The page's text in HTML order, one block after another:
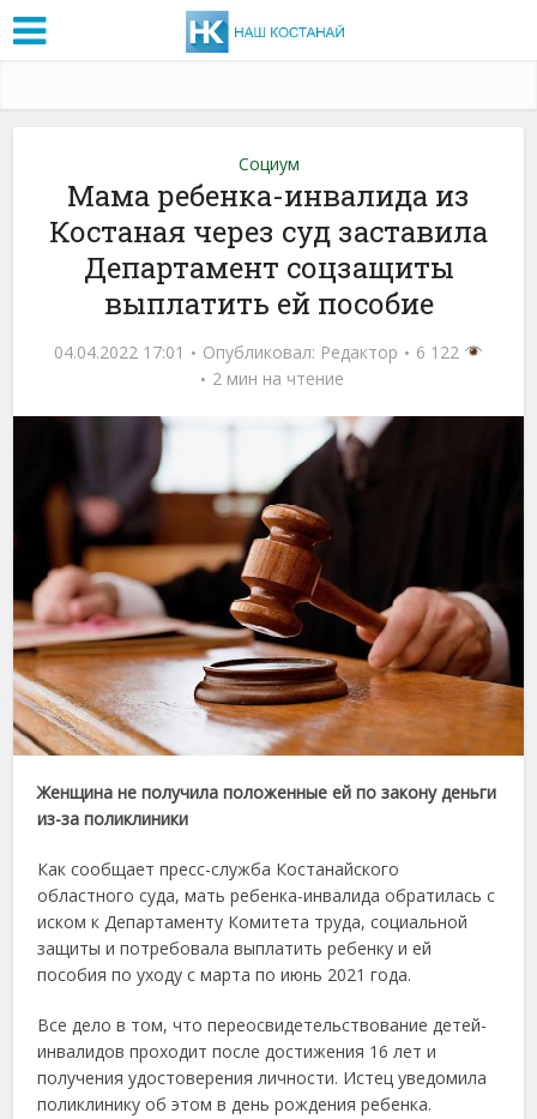
Социум
Мама ребенка-инвалида из
Костаная через суд заставила
Департамент соцзащиты
выплатить ей пособие
04.04.2022 17:01 Опубликовал: Редактор
6 122
2 мин на чтение
Женщина не получила положенные ей по закону деньги
из-за поликлиники
Как сообщает пресс-служба Костанайского
областного суда, мать ребенка-инвалида обратилась с
иском к Департаменту Комитета труда, социальной
защиты и потребовала выплатить ребенку и ей
пособия по уходу с марта по июнь 2021 года.
Все дело в том, что переосвидетельствование детей-
инвалидов проходит после достижения 16 лет и
получения удостоверения личности. Истец уведомила
поликлинику об этом в день рождения ребенка.